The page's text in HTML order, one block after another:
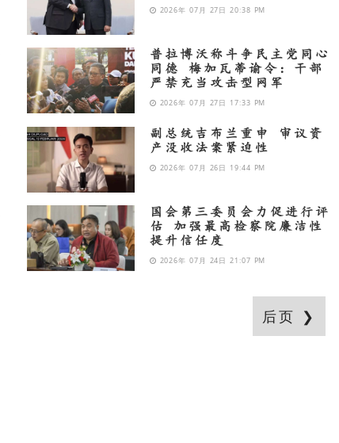
2026年 07月 27日 20:38 PM
普拉博沃称斗争民主党同心
同德 梅加瓦蒂谕令：干部
严禁充当攻击型网军
2026年 07月 27日 17:33 PM
副总统吉布兰重申 审议资
产没收法案紧迫性
2026年 07月 26日 19:44 PM
国会第三委员会力促进行评
估 加强最高检察院廉洁性
提升信任度
2026年 07月 24日 21:07 PM
后页 ❯